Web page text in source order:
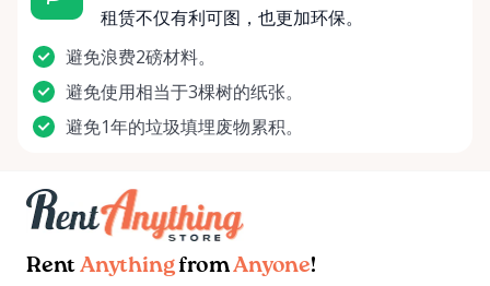
租赁不仅有利可图，也更加环保。
避免浪费2磅材料。
避免使用相当于3棵树的纸张。
避免1年的垃圾填埋废物累积。
Rent AnythingfromAnyone!